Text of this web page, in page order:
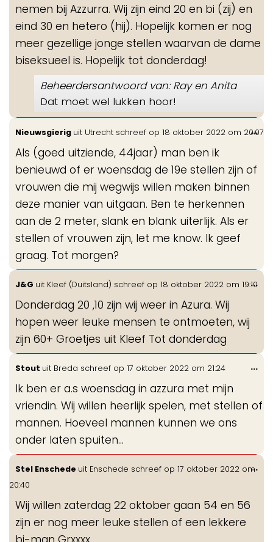
nemen bij Azzurra. Wij zijn eind 20 en bi (zij) en
eind 30 en hetero (hij). Hopelijk komen er nog
meer gezellige jonge stellen waarvan de dame
biseksueel is. Hopelijk tot donderdag!
Beheerdersantwoord van: Ray en Anita
Dat moet wel lukken hoor!
Nieuwsgierig uit Utrecht schreef op 18 oktober 2022 om 20:07
Als (goed uitziende, 44jaar) man ben ik
benieuwd of er woensdag de 19e stellen zijn of
vrouwen die mij wegwijs willen maken binnen
deze manier van uitgaan. Ben te herkennen
aan de 2 meter, slank en blank uiterlijk. Als er
stellen of vrouwen zijn, let me know. Ik geef
graag. Tot morgen?
...
J&G uit Kleef (Duitsland) schreef op 18 oktober 2022 om 19:10
Donderdag 20 ,10 zijn wij weer in Azura. Wij
hopen weer leuke mensen te ontmoeten, wij
zijn 60+ Groetjes uit Kleef Tot donderdag
...
Stout uit Breda schreef op 17 oktober 2022 om 21:24
Ik ben er a.s woensdag in azzura met mijn
vriendin. Wij willen heerlijk spelen, met stellen of
mannen. Hoeveel mannen kunnen we ons
onder laten spuiten...
...
Stel Enschede uit Enschede schreef op 17 oktober 2022 om
20:40
Wij willen zaterdag 22 oktober gaan 54 en 56
zijn er nog meer leuke stellen of een lekkere
...